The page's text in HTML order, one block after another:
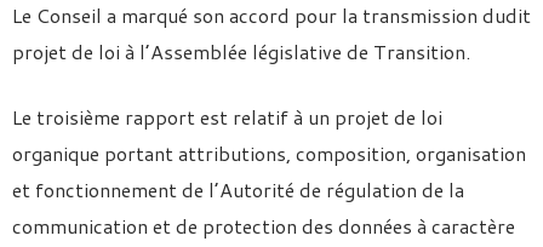
Le Conseil a marqué son accord pour la transmission dudit
projet de loi à l’Assemblée législative de Transition.
Le troisième rapport est relatif à un projet de loi
organique portant attributions, composition, organisation
et fonctionnement de l’Autorité de régulation de la
communication et de protection des données à caractère